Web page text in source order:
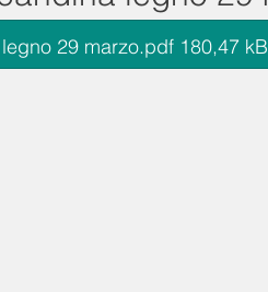
legno 29 marzo.pdf 180,47 kB